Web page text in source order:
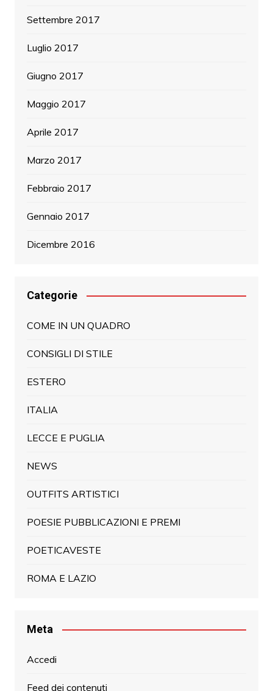
Settembre 2017
Luglio 2017
Giugno 2017
Maggio 2017
Aprile 2017
Marzo 2017
Febbraio 2017
Gennaio 2017
Dicembre 2016
Categorie
COME IN UN QUADRO
CONSIGLI DI STILE
ESTERO
ITALIA
LECCE E PUGLIA
NEWS
OUTFITS ARTISTICI
POESIE PUBBLICAZIONI E PREMI
POETICAVESTE
ROMA E LAZIO
Meta
Accedi
Feed dei contenuti